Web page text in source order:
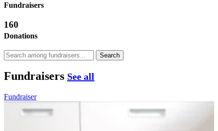
Fundraisers
160
Donations
Search
Fundraisers See all
Fundraiser